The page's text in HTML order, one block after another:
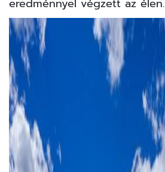
eredménnyel végzett az élen.